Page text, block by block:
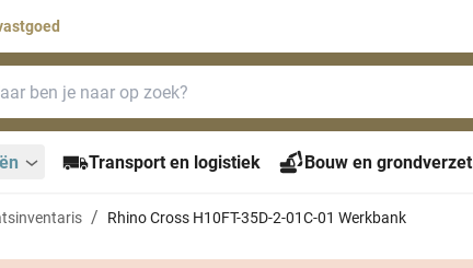
Transport en logistiek Bouw en grondverzet
Rhino Cross H10FT-35D-2-01C-01 Werkbank